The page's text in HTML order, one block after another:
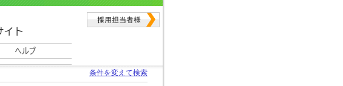
条件を変えて検索